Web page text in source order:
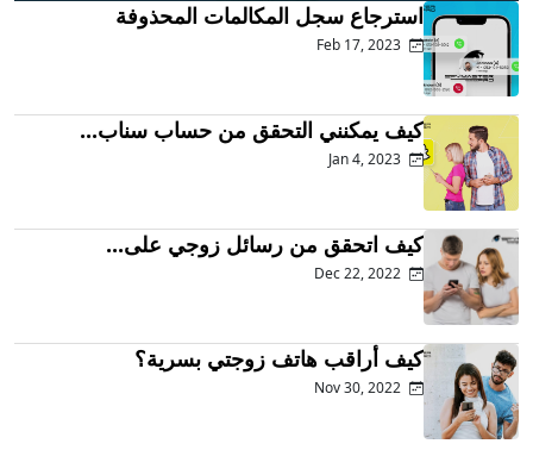
استرجاع سجل المكالمات المحذوفة
كيف يمكنني التحقق من حساب سناب...
كيف اتحقق من رسائل زوجي على...
كيف أراقب هاتف زوجتي بسرية؟